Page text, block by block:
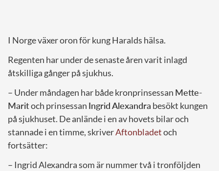
I Norge växer oron för kung Haralds hälsa.
Regenten har under de senaste åren varit inlagd
åtskilliga gånger på sjukhus.
– Under måndagen har både kronprinsessan Mette-
Maritoch prinsessan Ingrid Alexandra besökt kungen
på sjukhuset. De anlände i en av hovets bilar och
stannade i en timme, skriverAftonbladetoch
fortsätter:
– Ingrid Alexandra som är nummer två i tronföljden